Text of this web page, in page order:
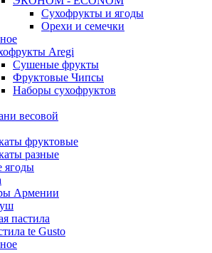
Сухофрукты и ягоды
Орехи и семечки
Aregi
Сушеные фрукты
Фруктовые Чипсы
Наборы сухофруктов
весовой
фруктовые
разные
ягоды
Армении
пастила
te Gusto